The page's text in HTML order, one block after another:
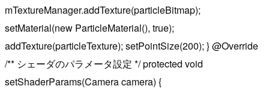
mTextureManager.addTexture(particleBitmap);
setMaterial(new ParticleMaterial(), true);
addTexture(particleTexture); setPointSize(200); } @Override
/** シェーダのパラメータ設定 */ protected void
setShaderParams(Camera camera) {